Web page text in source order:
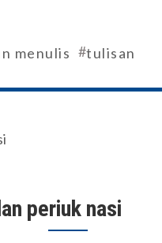
menulis #tulisan
periuk nasi